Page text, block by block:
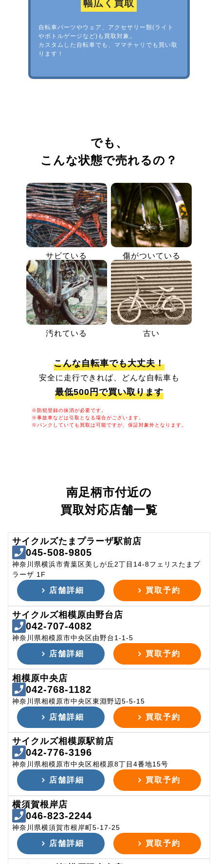
幅広く買取
自転車パーツやウェア、アクセサリー類(ライト
やボトルゲージなど)も買取対象。
カスタムした自転車でも、ママチャリでも買い取
ります！
でも、
こんな状態で売れるの？
サビている 傷がついている
汚れている 古い
こんな自転車でも大丈夫！
安全に走行できれば、どんな自転車も
最低500円で買い取ります
※防犯登録の抹消が必要です。
※事故車などは引取となる場合がございます。
※パンクしていても買取は可能ですが、保証対象外となります。
南足柄市付近の
買取対応店舗一覧
サイクルズたまプラーザ駅前店
045-508-9805
神奈川県横浜市青葉区美しが丘2丁目14-8フェリスたまプ
ラーザ 1F
店舗詳細 買取予約
サイクルズ相模原由野台店
042-707-4082
神奈川県相模原市中央区由野台1-1-5
店舗詳細 買取予約
相模原中央店
042-768-1182
神奈川県相模原市中央区東淵野辺5-5-15
店舗詳細 買取予約
サイクルズ相模原駅前店
042-776-3196
神奈川県相模原市中央区相模原8丁目4番地15号
店舗詳細 買取予約
横須賀根岸店
046-823-2244
神奈川県横須賀市根岸町5-17-25
店舗詳細 買取予約